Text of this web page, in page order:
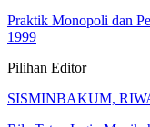
Praktik Monopoli dan
1999
Pilihan Editor
SISMINBAKUM,